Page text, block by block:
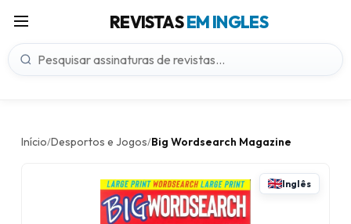
REVISTASEM INGLES
Início/Desportos e Jogos/Big Wordsearch Magazine
Inglês